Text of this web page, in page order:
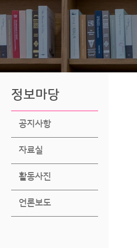
정보마당
공지사항
자료실
활동사진
언론보도